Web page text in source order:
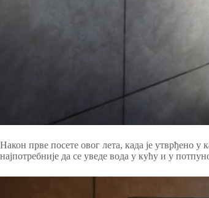
Након прве посете овог лета, када је утврђено
најпотребније да се уведе вода у кућу и у